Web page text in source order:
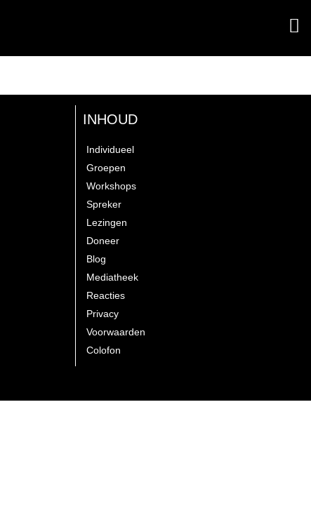
INHOUD
Individueel
Groepen
Workshops
Spreker
Lezingen
Doneer
Blog
Mediatheek
Reacties
Privacy
Voorwaarden
Colofon